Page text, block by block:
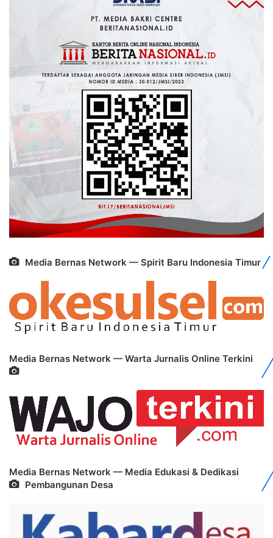
Media Bernas Network — Spirit Baru Indonesia Timur
Media Bernas Network — Warta Jurnalis Online Terkini
Media Bernas Network — Media Edukasi & Dedikasi
Pembangunan Desa